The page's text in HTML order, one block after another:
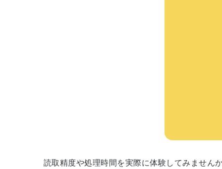
読取精度や処理時間を実際に体験してみません